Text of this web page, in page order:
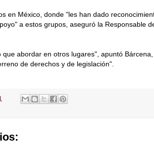
en México, donde "les han dado
a estos grupos, aseguró la Responsable
abordar en otros lugares", apuntó
de derechos y de legislación".